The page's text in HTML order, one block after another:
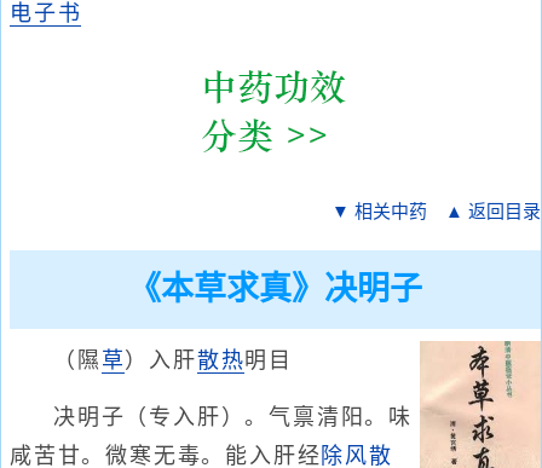
电子书
▼ 相关中药 ▲ 返回目录
《本草求真》决明子
（隰 草 ）入肝散热明目
决明子（专入肝）。气禀清阳。味
咸苦甘。微寒无毒。能入肝经 除风散